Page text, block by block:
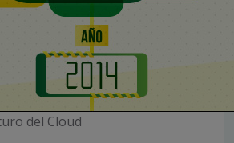
del Cloud